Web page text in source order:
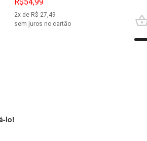
R$54,99
2x de R$ 27,49
sem juros no cartão
lo!